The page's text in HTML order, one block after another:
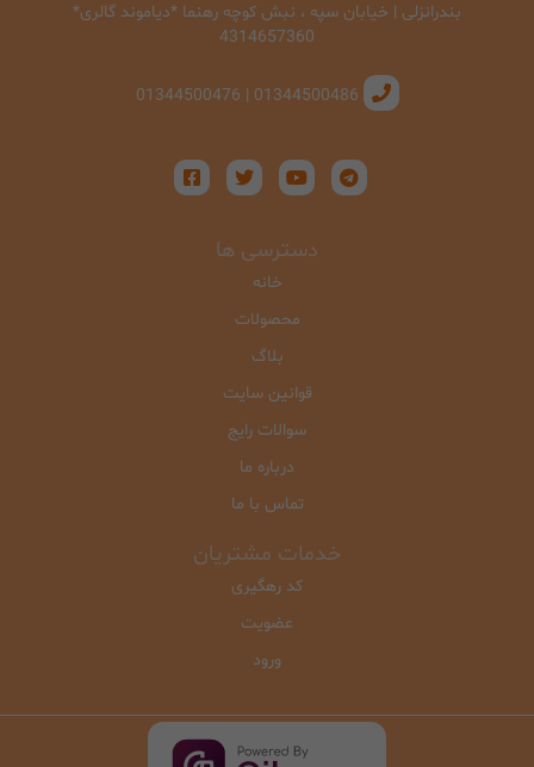
بندرانزلی | خیابان سپه ، نبش کوچه رهنما *دیاموند گالری*
4314657360
01344500486 | 01344500476
دسترسی ها
خانه
محصولات
بلاگ
قوانین سایت
سوالات رایج
درباره ما
تماس با ما
خدمات مشتریان
کد رهگیری
عضویت
ورود